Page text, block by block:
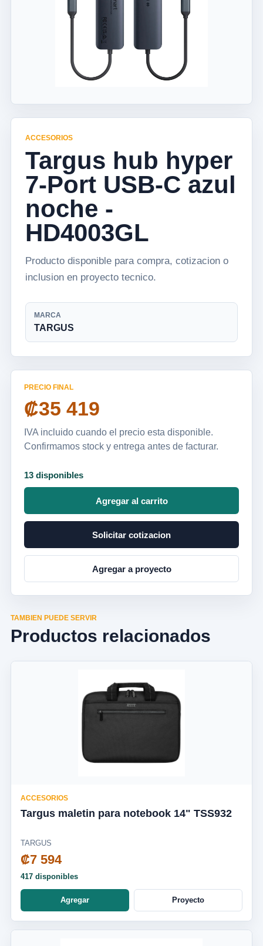
ACCESORIOS
Targus hub hyper
7-Port USB-C azul
noche -
HD4003GL
Producto disponible para compra, cotizacion o
inclusion en proyecto tecnico.
MARCA
TARGUS
PRECIO FINAL
₡35 419
IVA incluido cuando el precio esta disponible.
Confirmamos stock y entrega antes de facturar.
13 disponibles
Agregar al carrito
Solicitar cotizacion
Agregar a proyecto
TAMBIEN PUEDE SERVIR
Productos relacionados
ACCESORIOS
Targus maletin para notebook 14" TSS932
TARGUS
₡7 594
417 disponibles
Agregar Proyecto